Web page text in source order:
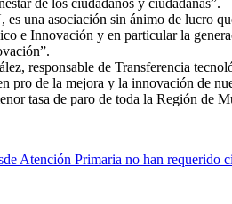
una asociación sin ánimo de lucro
e Innovación y en particular la
responsable de Transferencia
de la mejora y la innovación de
tasa de paro de toda la Región de
Atención Primaria no han requerido